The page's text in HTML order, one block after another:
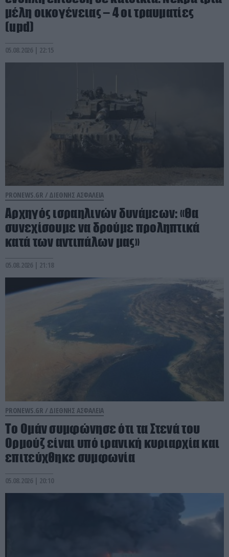
μέλη οικογένειας – 4 οι τραυματίες
(upd)
05.08.2026 | 22:15
PRONEWS.GR / ΔΙΕΘΝΗΣ ΑΣΦΑΛΕΙΑ
Αρχηγός ισραηλινών δυνάμεων: «Θα
συνεχίσουμε να δρούμε προληπτικά
κατά των αντιπάλων μας»
05.08.2026 | 21:18
PRONEWS.GR / ΔΙΕΘΝΗΣ ΑΣΦΑΛΕΙΑ
Το Ομάν συμφώνησε ότι τα Στενά του
Ορμούζ είναι υπό ιρανική κυριαρχία και
επιτεύχθηκε συμφωνία
05.08.2026 | 20:10